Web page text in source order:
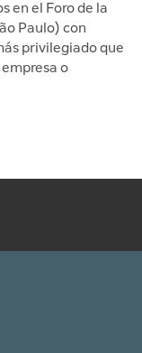
en el Foro de la
Paulo) con
privilegiado que
o